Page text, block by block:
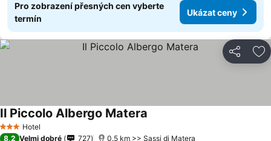
Pro zobrazení přesných cen vyberte
termín
Ukázat ceny
Sdílet
3 Počet hvězdiček
Hotel
Il Piccolo Albergo Matera
8,2 Velmi dobré 727 0.5 km >> Sassi di Matera